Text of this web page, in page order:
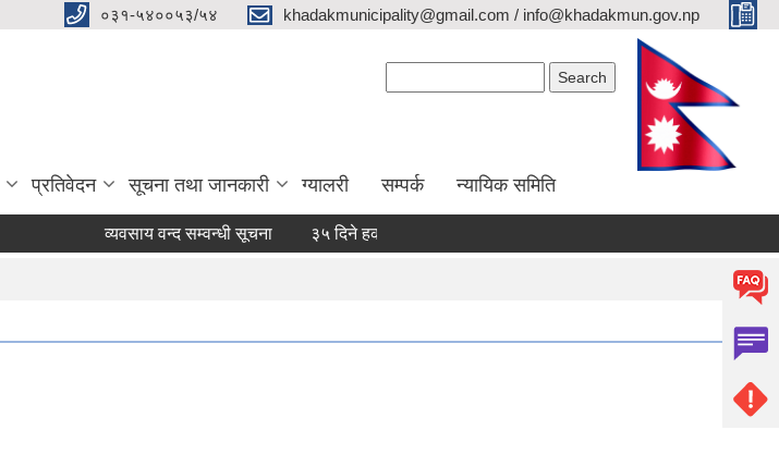
०३१-५४००५३/५४ khadakmunicipality@gmail.com / info@khadakmun.gov.np
प्रतिवेदन सूचना तथा जानकारी ग्यालरी सम्पर्क न्यायिक समिति
व्यवसाय वन्द सम्वन्धी सूचना ३५ दिने हकदावी सम्वन्धी सार्वजनिक सूचना